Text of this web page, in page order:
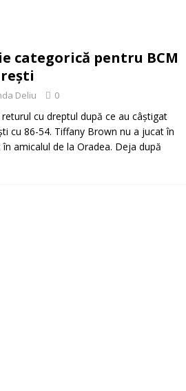
categorică pentru BCM
Deliu 0
cu dreptul după ce au câştigat
cu 86-54. Tiffany Brown nu a jucat în
amicalul de la Oradea. Deja după